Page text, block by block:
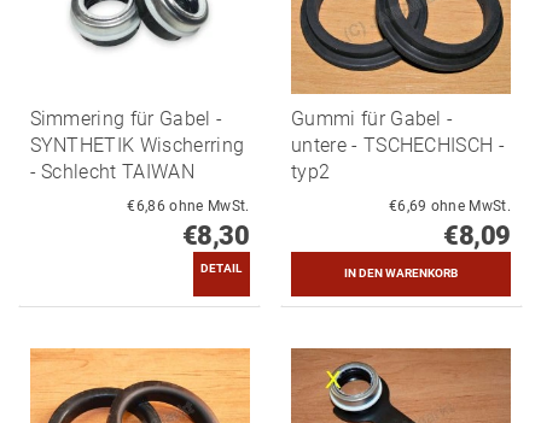
Simmering für Gabel -
SYNTHETIK Wischerring
- Schlecht TAIWAN
€6,86 ohne MwSt.
€8,30
DETAIL
Gummi für Gabel -
untere - TSCHECHISCH -
typ2
€6,69 ohne MwSt.
€8,09